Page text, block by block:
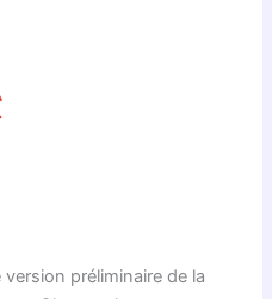
préliminaire de la